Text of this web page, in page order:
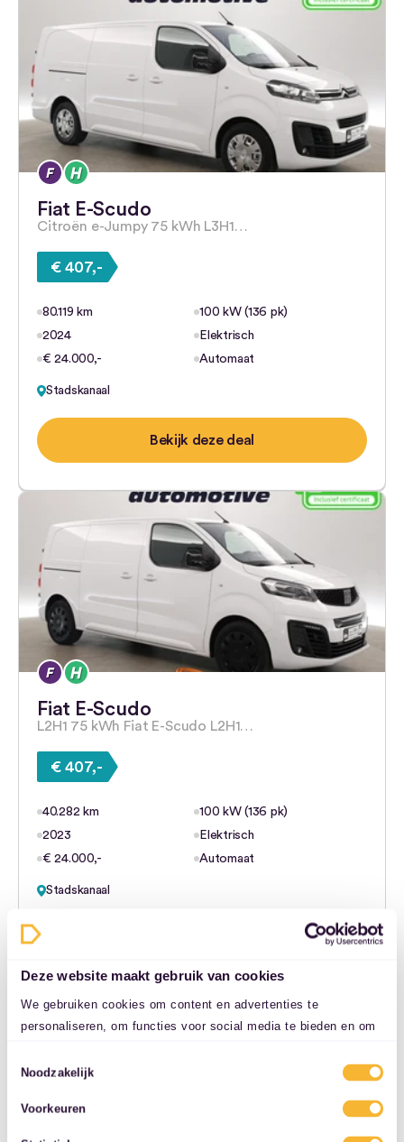
Deze website maakt gebruik van cookies
We gebruiken cookies om content en advertenties te
personaliseren, om functies voor social media te bieden en om
uw gebruik van onze site met onze partners voor social media,
combineren met andere informatie die u aan ze heeft verstrekt
of die ze hebben verzameld op basis van uw gebruik van hun
Toestemmingsselectie
Noodzakelijk
Voorkeuren
Fiat E-Scudo
Citroën e-Jumpy 75 kWh L3H1…
€ 407,-
80.119 km
100 kW (136 pk)
2024
Elektrisch
€ 24.000,-
Automaat
Stadskanaal
Bekijk deze deal
Fiat E-Scudo
L2H1 75 kWh Fiat E-Scudo L2H1…
€ 407,-
40.282 km
100 kW (136 pk)
2023
Elektrisch
€ 24.000,-
Automaat
Stadskanaal